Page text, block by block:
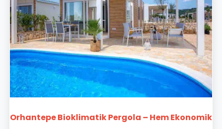
Orhantepe Bioklimatik Pergola – Hem Ekonomik